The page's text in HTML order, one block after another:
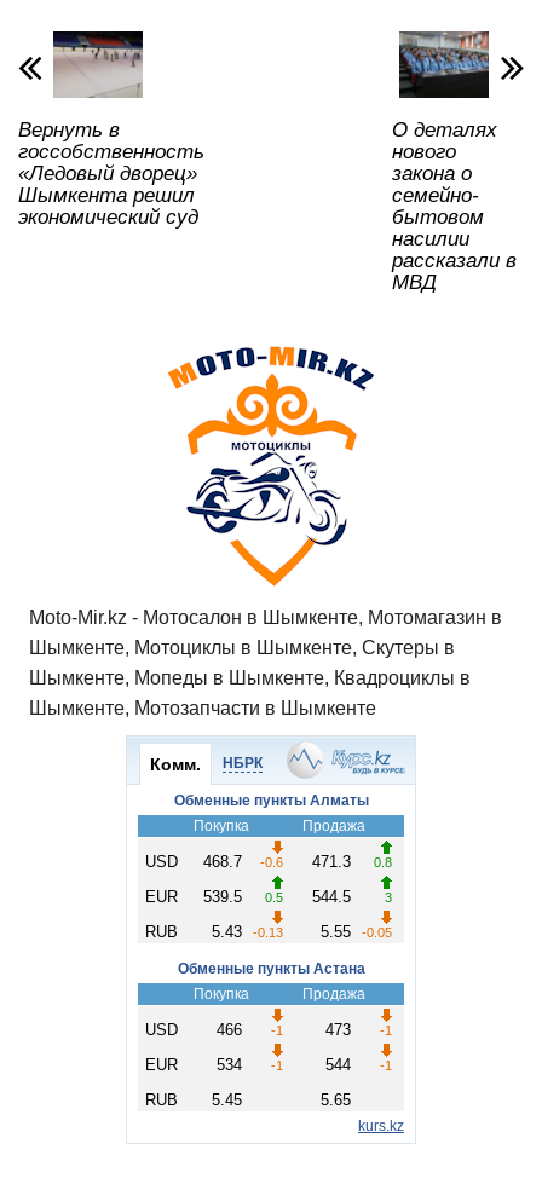
p
p
o
o
k
и
ть
Вернуть в
госсобственность
«Ледовый дворец»
Шымкента решил
экономический суд
О деталях
нового
закона о
семейно-
бытовом
насилии
рассказали в
МВД
Moto-Mir.kz - Мотосалон в Шымкенте, Мотомагазин в
Шымкенте, Мотоциклы в Шымкенте, Скутеры в
Шымкенте, Мопеды в Шымкенте, Квадроциклы в
Шымкенте, Мотозапчасти в Шымкенте